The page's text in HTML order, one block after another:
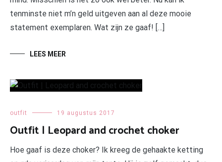
tenminste niet m’n geld uitgeven aan al deze mooie
statement exemplaren. Wat zijn ze gaaf! […]
LEES MEER
outfit 19 augustus 2017
Outfit | Leopard and crochet choker
Hoe gaaf is deze choker? Ik kreeg de gehaakte ketting